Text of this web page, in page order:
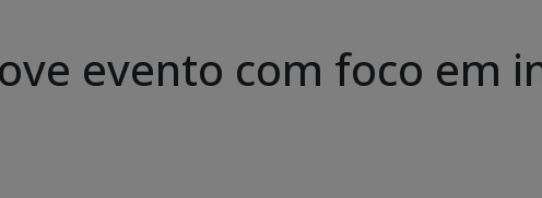
evento com foco em